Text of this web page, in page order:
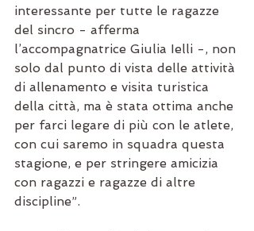
interessante per tutte le ragazze
del sincro - afferma
l’accompagnatrice Giulia Ielli -, non
solo dal punto di vista delle attività
di allenamento e visita turistica
della città, ma è stata ottima anche
per farci legare di più con le atlete,
con cui saremo in squadra questa
stagione, e per stringere amicizia
con ragazzi e ragazze di altre
discipline”.